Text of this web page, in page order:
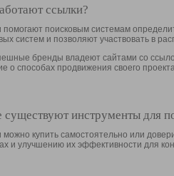
ссылки?
поисковым системам
систем и позволяют участвовать в
бренды владеют сайтами со
о способах продвижения своего
существуют инструменты для
купить самостоятельно или
и улучшению их эффективности для